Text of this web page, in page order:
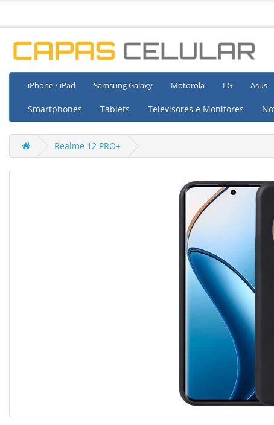
iPhone / iPad Samsung Galaxy Motorola LG Asus
Smartphones Tablets Televisores e Monitores
Realme 12 PRO+